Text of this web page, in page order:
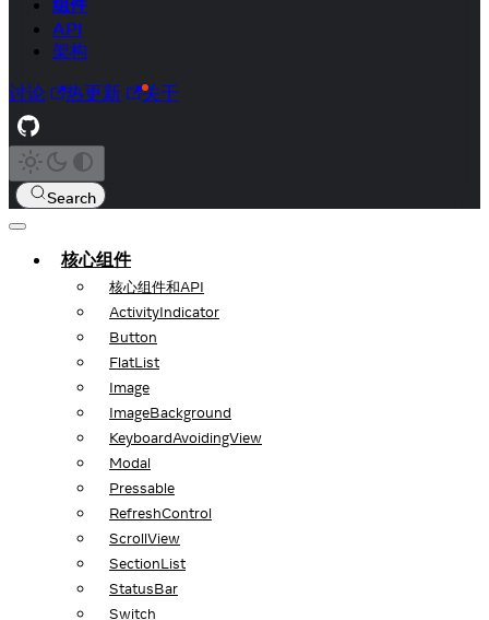
组件
API
架构
讨论 热更新 关于
Search
核心组件
核心组件和API
ActivityIndicator
Button
FlatList
Image
ImageBackground
KeyboardAvoidingView
Modal
Pressable
RefreshControl
ScrollView
SectionList
StatusBar
Switch